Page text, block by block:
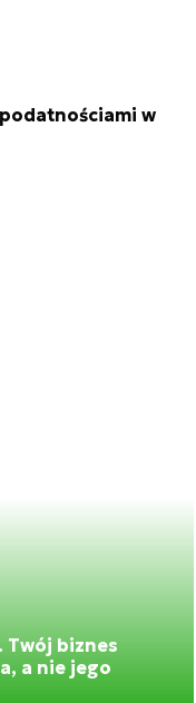
w
Twój biznes
a nie jego